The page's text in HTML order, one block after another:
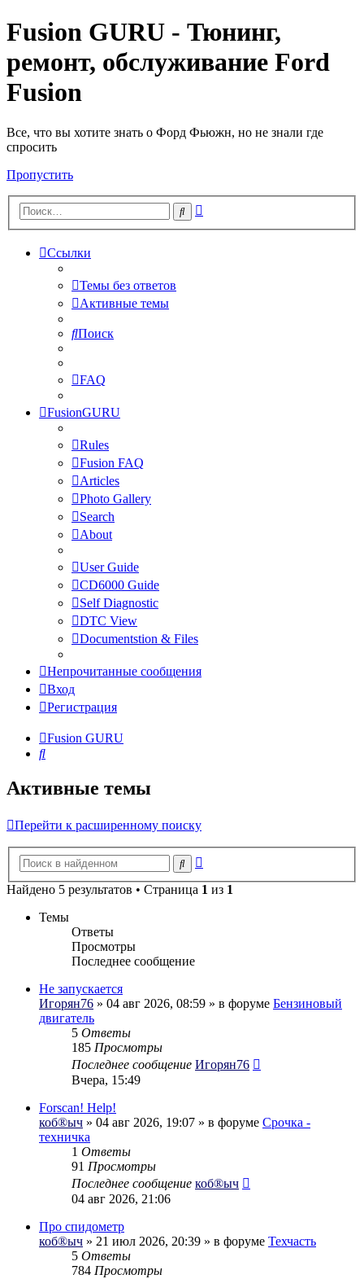
Fusion GURU - Тюнинг,
ремонт, обслуживание Ford
Fusion
Все, что вы хотите знать о Форд Фьюжн, но не знали где
спросить
Пропустить
Поиск
Ссылки
Темы без ответов
Активные темы
Поиск
FAQ
FusionGURU
Rules
Fusion FAQ
Articles
Photo Gallery
Search
About
User Guide
CD6000 Guide
Self Diagnostic
DTC View
Documentstion & Files
Непрочитанные сообщения
Вход
Регистрация
Fusion GURU
Поиск
Активные темы
Перейти к расширенному поиску
Поиск
Найдено 5 результатов • Страница 1 из 1
Темы
Ответы
Просмотры
Последнее сообщение
Не запускается
Игорян76 » 04 авг 2026, 08:59 » в форуме Бензиновый
двигатель
5 Ответы
185 Просмотры
Последнее сообщение Игорян76
Вчера, 15:49
Forscan! Help!
коб®ыч » 04 авг 2026, 19:07 » в форуме Срочка -
техничка
1 Ответы
91 Просмотры
Последнее сообщение коб®ыч
04 авг 2026, 21:06
Про спидометр
коб®ыч » 21 июл 2026, 20:39 » в форуме Техчасть
5 Ответы
784 Просмотры